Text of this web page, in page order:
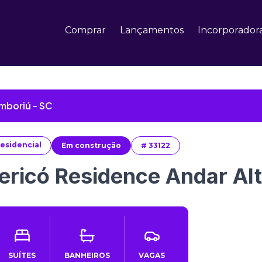
Comprar Lançamentos
- SC
Em construção # 33122
Residence Andar
SUÍTES BANHEIROS VAGAS